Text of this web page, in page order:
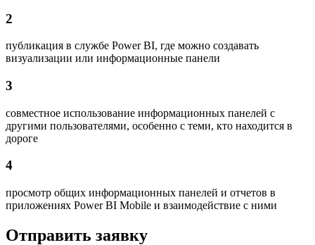
2
публикация в службе Power BI, где можно создавать
визуализации или информационные панели
3
совместное использование информационных панелей с
другими пользователями, особенно с теми, кто находится в
дороге
4
просмотр общих информационных панелей и отчетов в
приложениях Power BI Mobile и взаимодействие с ними
Отправить заявку